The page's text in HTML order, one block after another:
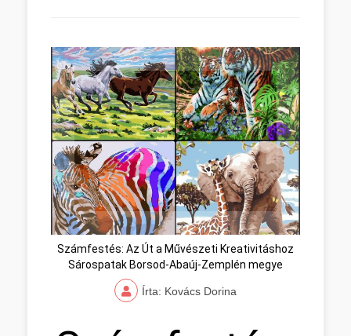
Számfestés: Az Út a Művészeti Kreativitáshoz
Sárospatak Borsod-Abaúj-Zemplén megye
Írta: Kovács Dorina